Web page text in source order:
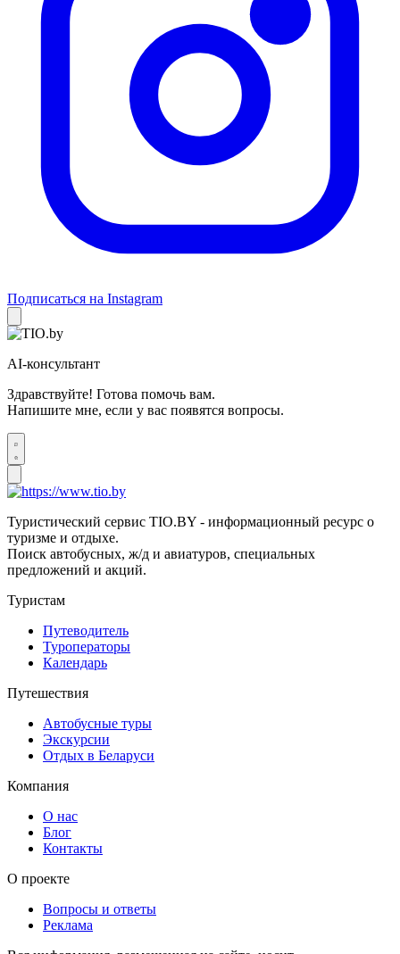
Подписаться на Instagram
AI-консультант
Здравствуйте! Готова помочь вам.
Напишите мне, если у вас появятся вопросы.
Туристический сервис TIO.BY - информационный ресурс о
туризме и отдыхе.
Поиск автобусных, ж/д и авиатуров, специальных
предложений и акций.
Туристам
Путеводитель
Туроператоры
Календарь
Путешествия
Автобусные туры
Экскурсии
Отдых в Беларуси
Компания
О нас
Блог
Контакты
О проекте
Вопросы и ответы
Реклама